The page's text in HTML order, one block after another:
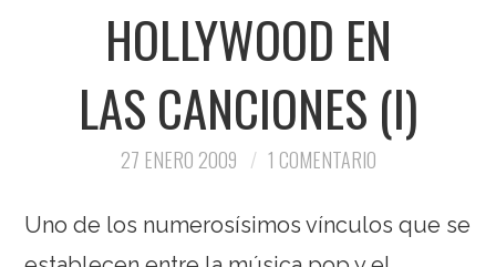
MIS VIAJES
HOLLYWOOD EN
LAS CANCIONES (I)
27 ENERO 2009 1 COMENTARIO
Uno de los numerosísimos vínculos que se